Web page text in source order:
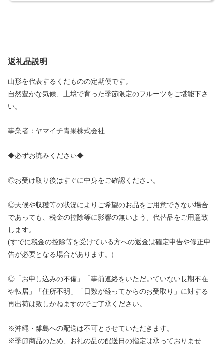
返礼品説明
山形を代表するくだものの定期便です。
自然豊かな気候、土壌で育った季節限定のフルーツをご堪能下さ
い。
事業者：ヤマイチ青果株式会社
◆必ずお読みください◆
◎お受け取り後はすぐに中身をご確認ください。
◎天候や収穫等の状況によりご希望のお品をご用意できない場合
であっても、税金の控除等に影響の無いよう、代替品をご用意致
します。
(すでに税金の控除等を受けている方への返金は確定申告や修正申
告が必要となる場合があります。)
◎「お申し込みの不備」「事前連絡をいただいていない長期不在
や転居」「住所不明」「日数が経ってからのお受取り」に対する
再出荷は致しかねますのでご了承ください。
※沖縄・離島への配送は不可とさせていただきます。
※季節商品のため、お礼の品の配送日の指定は承っておりませ